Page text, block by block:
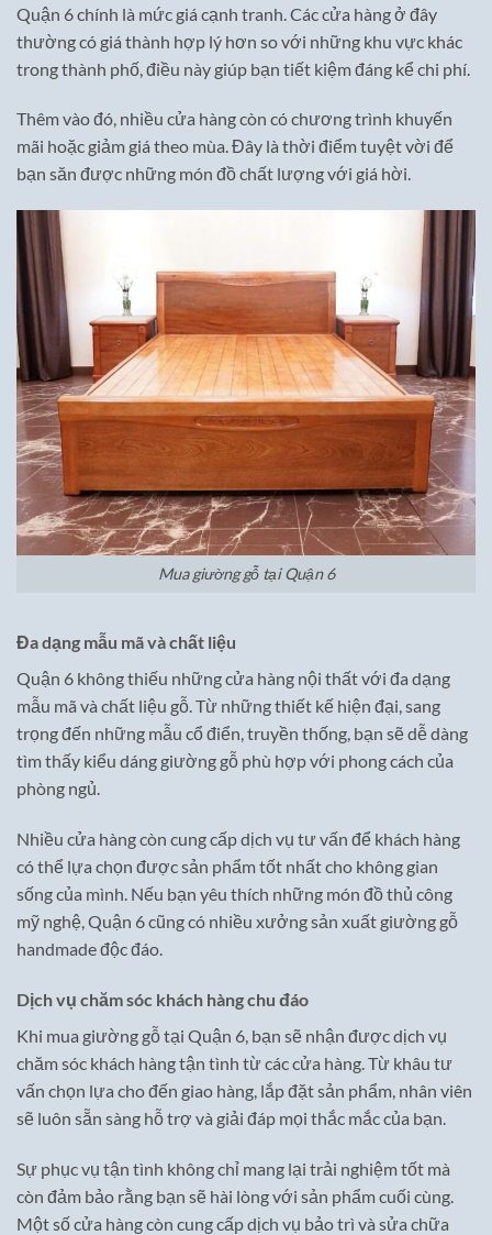
Quận 6 chính là mức giá cạnh tranh. Các cửa hàng ở đây
thường có giá thành hợp lý hơn so với những khu vực khác
trong thành phố, điều này giúp bạn tiết kiệm đáng kể chi phí.
Thêm vào đó, nhiều cửa hàng còn có chương trình khuyến
mãi hoặc giảm giá theo mùa. Đây là thời điểm tuyệt vời để
bạn săn được những món đồ chất lượng với giá hời.
Mua giường gỗ tại Quận 6
Đa dạng mẫu mã và chất liệu
Quận 6 không thiếu những cửa hàng nội thất với đa dạng
mẫu mã và chất liệu gỗ. Từ những thiết kế hiện đại, sang
trọng đến những mẫu cổ điển, truyền thống, bạn sẽ dễ dàng
tìm thấy kiểu dáng giường gỗ phù hợp với phong cách của
phòng ngủ.
Nhiều cửa hàng còn cung cấp dịch vụ tư vấn để khách hàng
có thể lựa chọn được sản phẩm tốt nhất cho không gian
sống của mình. Nếu bạn yêu thích những món đồ thủ công
mỹ nghệ, Quận 6 cũng có nhiều xưởng sản xuất giường gỗ
handmade độc đáo.
Dịch vụ chăm sóc khách hàng chu đáo
Khi mua giường gỗ tại Quận 6, bạn sẽ nhận được dịch vụ
chăm sóc khách hàng tận tình từ các cửa hàng. Từ khâu tư
vấn chọn lựa cho đến giao hàng, lắp đặt sản phẩm, nhân viên
sẽ luôn sẵn sàng hỗ trợ và giải đáp mọi thắc mắc của bạn.
Sự phục vụ tận tình không chỉ mang lại trải nghiệm tốt mà
còn đảm bảo rằng bạn sẽ hài lòng với sản phẩm cuối cùng.
Một số cửa hàng còn cung cấp dịch vụ bảo trì và sửa chữa